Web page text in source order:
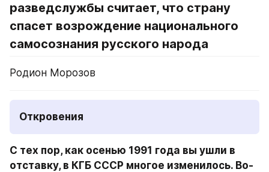
разведслужбы считает, что страну
спасет возрождение национального
самосознания русского народа
Родион Морозов
Откровения
С тех пор, как осенью 1991 года вы ушли в
отставку, в КГБ СССР многое изменилось. Во-